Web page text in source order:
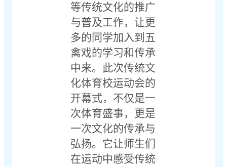
等传统文化的推广
与普及工作，让更
多的同学加入到五
禽戏的学习和传承
中来。此次传统文
化体育校运动会的
开幕式，不仅是一
次体育盛事，更是
一次文化的传承与
弘扬。它让师生们
在运动中感受传统